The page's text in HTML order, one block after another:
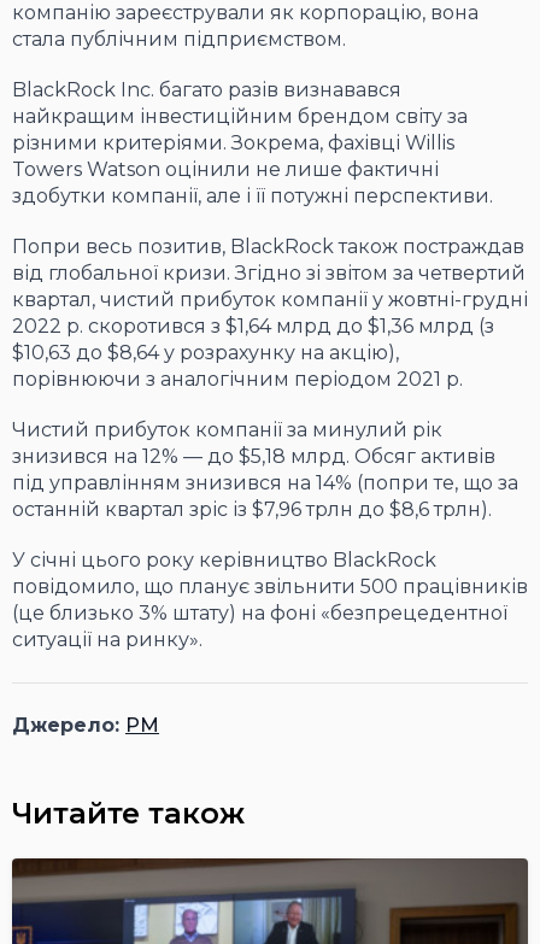
компанію зареєстрували як корпорацію, вона
стала публічним підприємством.
BlackRock Inc. багато разів визнавався
найкращим інвестиційним брендом світу за
різними критеріями. Зокрема, фахівці Willis
Towers Watson оцінили не лише фактичні
здобутки компанії, але і її потужні перспективи.
Попри весь позитив, BlackRock також постраждав
від глобальної кризи. Згідно зі звітом за четвертий
квартал, чистий прибуток компанії у жовтні-грудні
2022 р. скоротився з $1,64 млрд до $1,36 млрд (з
$10,63 до $8,64 у розрахунку на акцію),
порівнюючи з аналогічним періодом 2021 р.
Чистий прибуток компанії за минулий рік
знизився на 12% — до $5,18 млрд. Обсяг активів
під управлінням знизився на 14% (попри те, що за
останній квартал зріс із $7,96 трлн до $8,6 трлн).
У січні цього року керівництво BlackRock
повідомило, що планує звільнити 500 працівників
(це близько 3% штату) на фоні «безпрецедентної
ситуації на ринку».
Джерело: PM
Читайте також